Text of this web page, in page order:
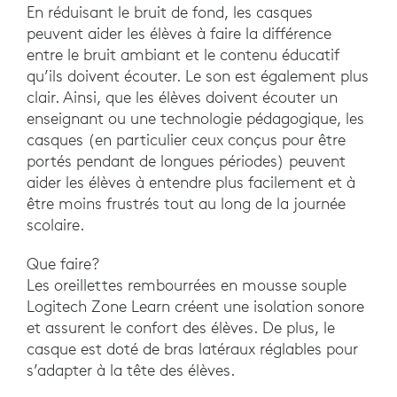
En réduisant le bruit de fond, les casques
peuvent aider les élèves à faire la différence
entre le bruit ambiant et le contenu éducatif
qu’ils doivent écouter. Le son est également plus
clair. Ainsi, que les élèves doivent écouter un
enseignant ou une technologie pédagogique, les
casques (en particulier ceux conçus pour être
portés pendant de longues périodes) peuvent
aider les élèves à entendre plus facilement et à
être moins frustrés tout au long de la journée
scolaire.
Que faire?
Les oreillettes rembourrées en mousse souple
Logitech Zone Learn créent une isolation sonore
et assurent le confort des élèves. De plus, le
casque est doté de bras latéraux réglables pour
s’adapter à la tête des élèves.